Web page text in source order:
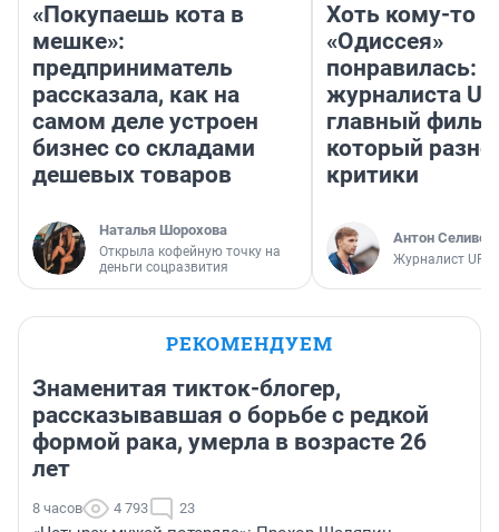
«Покупаешь кота в
мешке»:
предприниматель
рассказала, как на
самом деле устроен
бизнес со складами
дешевых товаров
Наталья Шорохова
Открыла кофейную точку на
деньги соцразвития
Хоть кому-то
«Одиссея»
понравилась:
журналиста
главный
который
критики
Антон
Журналист
РЕКОМЕНДУЕМ
Знаменитая тикток-блогер,
рассказывавшая о борьбе с редкой
формой рака, умерла в возрасте 26
лет
8 часов 4 793 23